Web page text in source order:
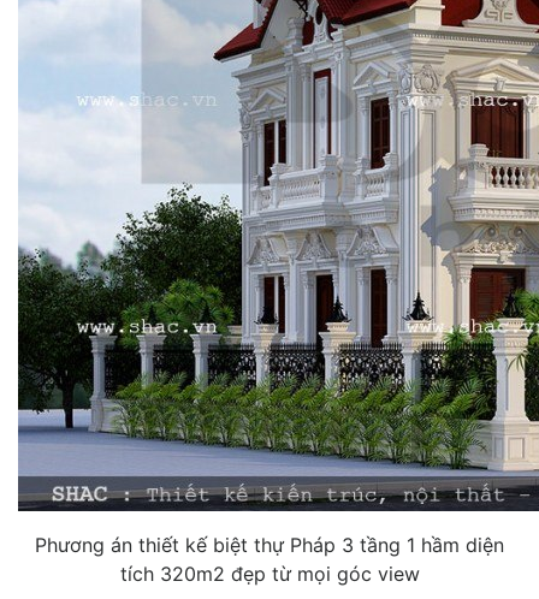
Phương án thiết kế biệt thự Pháp 3 tầng 1 hầm diện
tích 320m2 đẹp từ mọi góc view